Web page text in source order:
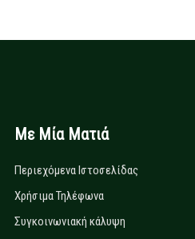
Με Μία Ματιά
Περιεχόμενα Ιστοσελίδας
Χρήσιμα Τηλέφωνα
Συγκοινωνιακή κάλυψη